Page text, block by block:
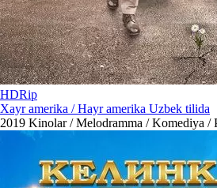
HDRip
Xayr amerika / Hayr amerika Uzbek tilida
2019 Kinolar / Melodramma / Komediya /